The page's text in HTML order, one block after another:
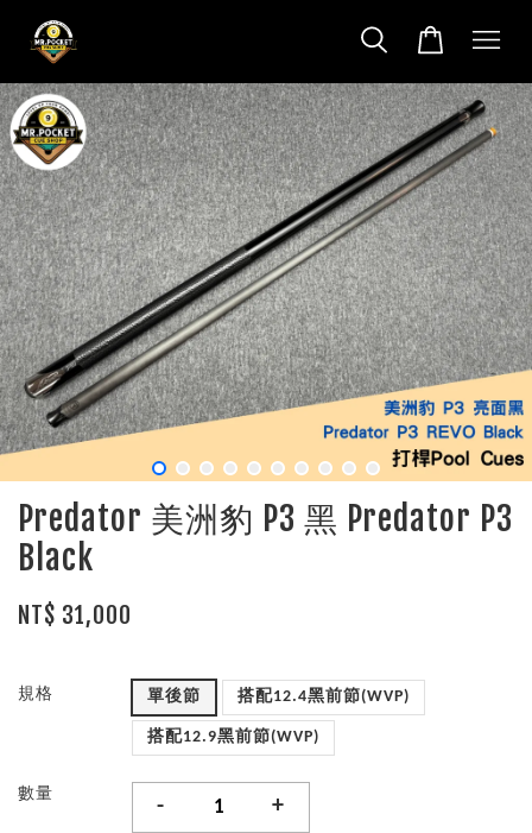
Predator 美洲豹 P3 黑 Predator P3
Black
NT$ 31,000
規格 單後節 搭配12.4黑前節(WVP)
搭配12.9黑前節(WVP)
數量
- +